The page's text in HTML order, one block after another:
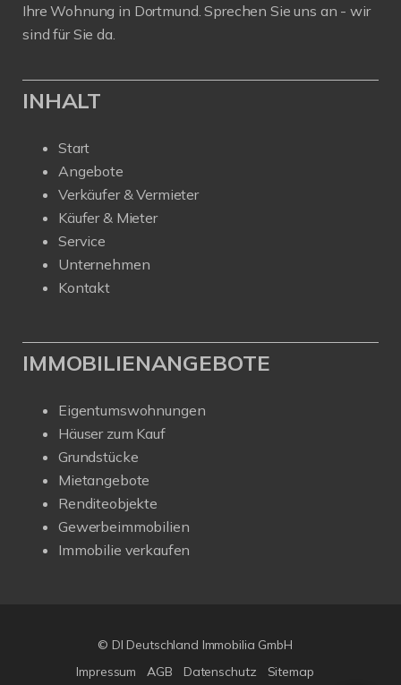
Ihre Wohnung in Dortmund. Sprechen Sie uns an - wir
sind für Sie da.
INHALT
Start
Angebote
Verkäufer & Vermieter
Käufer & Mieter
Service
Unternehmen
Kontakt
IMMOBILIENANGEBOTE
Eigentumswohnungen
Häuser zum Kauf
Grundstücke
Mietangebote
Renditeobjekte
Gewerbeimmobilien
Immobilie verkaufen
© DI Deutschland Immobilia GmbH
Impressum
AGB Datenschutz Sitemap